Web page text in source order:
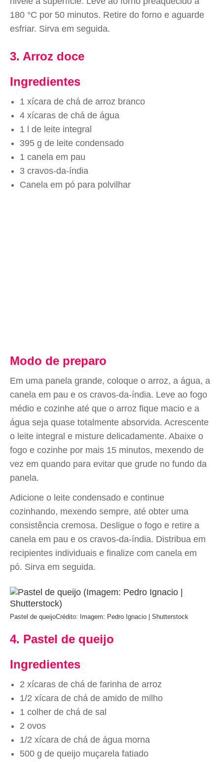
180 °C por 50 minutos. Retire do forno e aguarde
esfriar. Sirva em seguida.
3. Arroz doce
Ingredientes
1 xícara de chá de arroz branco
4 xícaras de chá de água
1 l de leite integral
395 g de leite condensado
1 canela em pau
3 cravos-da-índia
Canela em pó para polvilhar
Modo de preparo
Em uma panela grande, coloque o arroz, a água, a
canela em pau e os cravos-da-índia. Leve ao fogo
médio e cozinhe até que o arroz fique macio e a
água seja quase totalmente absorvida. Acrescente
o leite integral e misture delicadamente. Abaixe o
fogo e cozinhe por mais 15 minutos, mexendo de
vez em quando para evitar que grude no fundo da
panela.
Adicione o leite condensado e continue
cozinhando, mexendo sempre, até obter uma
consistência cremosa. Desligue o fogo e retire a
canela em pau e os cravos-da-índia. Distribua em
recipientes individuais e finalize com canela em
pó. Sirva em seguida.
Pastel de queijoCrédito: Imagem: Pedro Ignacio | Shutterstock
4. Pastel de queijo
Ingredientes
2 xícaras de chá de farinha de arroz
1/2 xícara de chá de amido de milho
1 colher de chá de sal
2 ovos
1/2 xícara de chá de água morna
500 g de queijo muçarela fatiado